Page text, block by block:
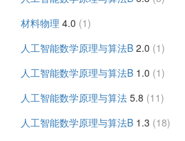
材料物理 4.0 (1)
人工智能数学原理与算法B 2.0 (1)
人工智能数学原理与算法B 1.0 (1)
人工智能数学原理与算法 5.8 (11)
人工智能数学原理与算法B 1.3 (18)